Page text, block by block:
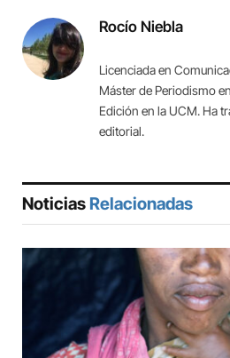
Rocío Niebla
Licenciada en
Máster de Periodismo
Edición en la UCM. Ha
editorial.
Noticias Relacionadas